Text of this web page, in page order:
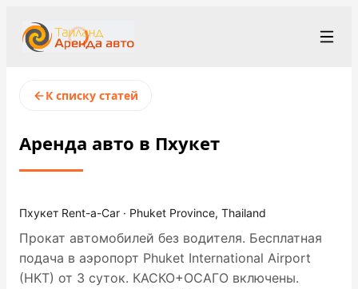
+66 94-978-3102
rent@thailandrentacar.com
Станции проката
О компании
К списку статей
Аренда авто в Пхукет
Пхукет Rent-a-Car · Phuket Province, Thailand
Прокат автомобилей без водителя. Бесплатная
подача в аэропорт Phuket International Airport
(HKT) от 3 суток. КАСКО+ОСАГО включены.